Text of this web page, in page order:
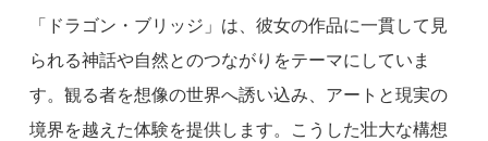
「ドラゴン・ブリッジ」は、彼女の作品に一貫して見
られる神話や自然とのつながりをテーマにしていま
す。観る者を想像の世界へ誘い込み、アートと現実の
境界を越えた体験を提供します。こうした壮大な構想